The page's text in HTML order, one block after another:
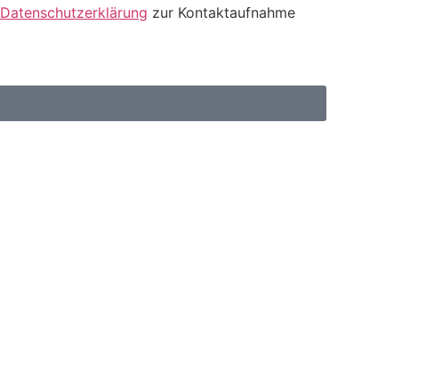
Datenschutzerklärung zur Kontaktaufnahme